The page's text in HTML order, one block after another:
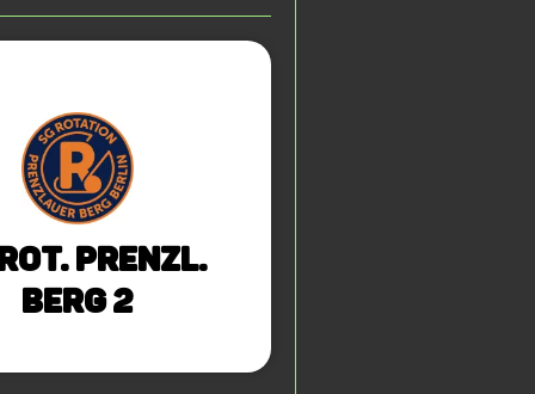
Rot. Prenzl.
Berg 2